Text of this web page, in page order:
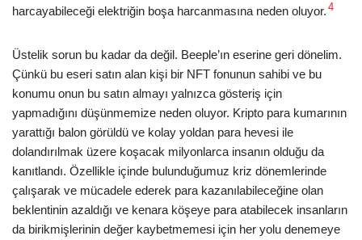
harcayabileceği elektriğin boşa harcanmasına neden oluyor. 4
Üstelik sorun bu kadar da değil. Beeple’ın eserine geri dönelim.
Çünkü bu eseri satın alan kişi bir NFT fonunun sahibi ve bu
konumu onun bu satın almayı yalnızca gösteriş için
yapmadığını düşünmemize neden oluyor. Kripto para kumarının
yarattığı balon görüldü ve kolay yoldan para hevesi ile
dolandırılmak üzere koşacak milyonlarca insanın olduğu da
kanıtlandı. Özellikle içinde bulunduğumuz kriz dönemlerinde
çalışarak ve mücadele ederek para kazanılabileceğine olan
beklentinin azaldığı ve kenara köşeye para atabilecek insanların
da birikmişlerinin değer kaybetmemesi için her yolu denemeye